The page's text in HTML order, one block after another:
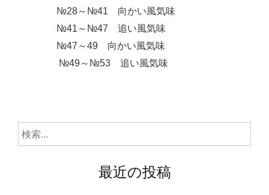
№28～№41 向かい風気味
№41～№47 追い風気味
№47～49 向かい風気味
№49～№53 追い風気味
検
索:
最近の投稿